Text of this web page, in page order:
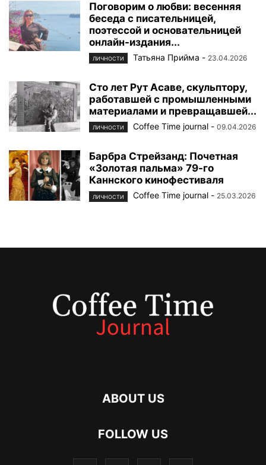
Поговорим о любви: весенняя
беседа с писательницей,
поэтессой и основательницей
онлайн-издания...
ЛИЧНОСТИ Татьяна Прийма - 23.04.2026
Сто лет Рут Асаве, скульптору,
работавшей с промышленными
материалами и превращавшей...
ЛИЧНОСТИ Coffee Time journal - 09.04.2026
Барбра Стрейзанд: Почетная
«Золотая пальма» 79-го
Каннского кинофестиваля
ЛИЧНОСТИ Coffee Time journal - 25.03.2026
ABOUT US
FOLLOW US